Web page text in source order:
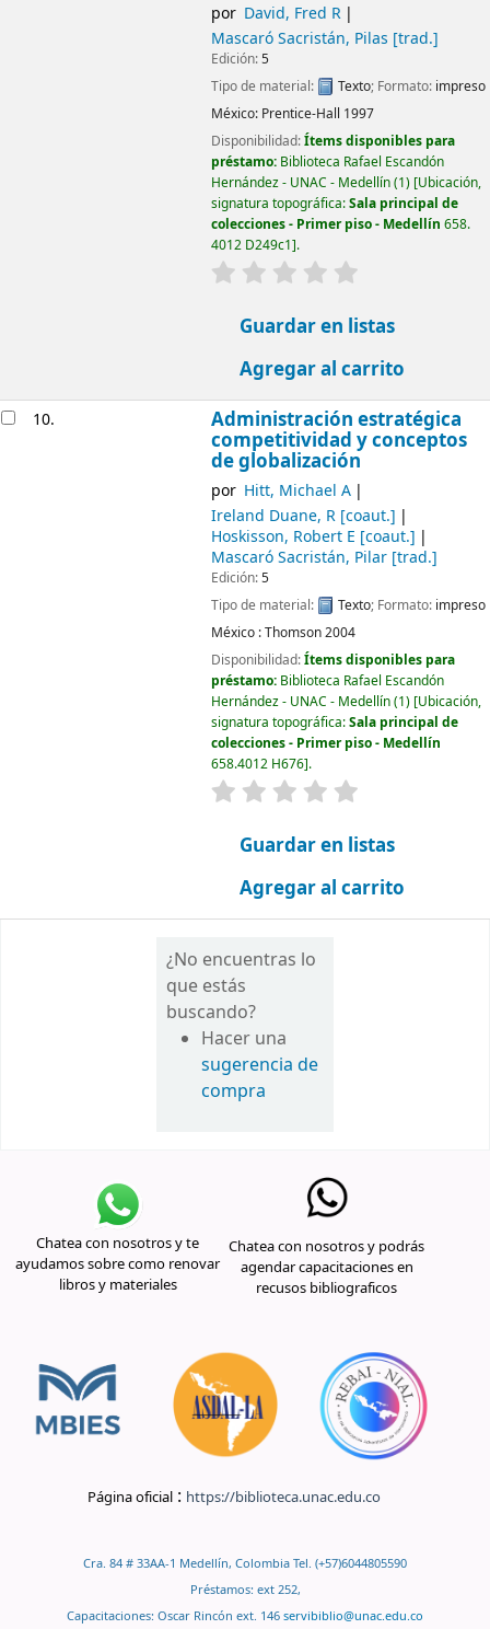
por David, Fred R
Mascaró Sacristán, Pilas [trad.]
Edición:5
Tipo de material:
Texto; Formato: impreso
México: Prentice-Hall 1997
Disponibilidad:Ítems disponibles para
préstamo: Biblioteca Rafael Escandón
Hernández - UNAC - Medellín(1) Ubicación,
signatura topográfica:Sala principal de
colecciones - Primer piso - Medellín 658.
4012 D249c1 .
valoración
Guardar en listas
Agregar al carrito
10. Administración estratégica
competitividad y conceptos
de globalización
por Hitt, Michael A
Ireland Duane, R[coaut.]
Hoskisson, Robert E [coaut.]
Mascaró Sacristán, Pilar[trad.]
Edición:5
Tipo de material:
Texto; Formato: impreso
México :Thomson2004
Disponibilidad:Ítems disponibles para
préstamo: Biblioteca Rafael Escandón
Hernández - UNAC - Medellín(1) Ubicación,
signatura topográfica:Sala principal de
colecciones - Primer piso - Medellín
658.4012 H676 .
valoración
Guardar en listas
Agregar al carrito
¿No encuentras lo
que estás
buscando?
Hacer una
sugerencia de
compra
Chatea con nosotros y te
ayudamos sobre como renovar
libros y materiales
Chatea con nosotros y podrás
agendar capacitaciones en
recusos bibliograficos
Página oficial : https://biblioteca.unac.edu.co
Cra. 84 # 33AA-1 Medellín, Colombia Tel. (+57)6044805590
Préstamos: ext 252,
Capacitaciones: Oscar Rincón ext. 146 servibiblio@unac.edu.co